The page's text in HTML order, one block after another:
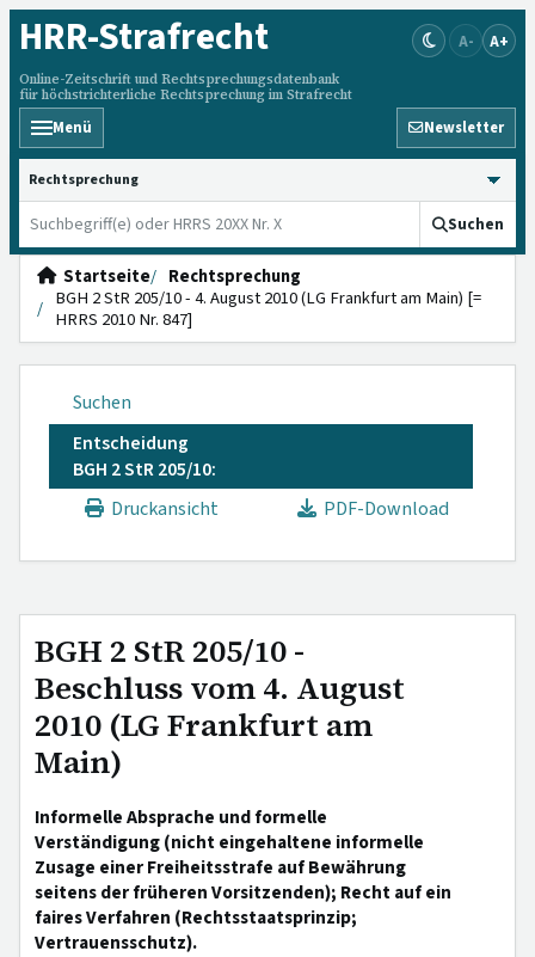
HRR-Strafrecht
Online-Zeitschrift und Rechtsprechungsdatenbank
für höchstrichterliche Rechtsprechung im Strafrecht
A- A+
Menü Newsletter
HRRS durchsuchen
Suchen
Startseite
Rechtsprechung
BGH 2 StR 205/10 - 4. August 2010 (LG Frankfurt am Main) [=
HRRS 2010 Nr. 847]
Suchen
Entscheidung
BGH 2 StR 205/10:
Druckansicht
PDF-Download
BGH 2 StR 205/10 -
Beschluss vom 4. August
2010 (LG Frankfurt am
Main)
Informelle Absprache und formelle
Verständigung (nicht eingehaltene informelle
Zusage einer Freiheitsstrafe auf Bewährung
seitens der früheren Vorsitzenden); Recht auf ein
faires Verfahren (Rechtsstaatsprinzip;
Vertrauensschutz).